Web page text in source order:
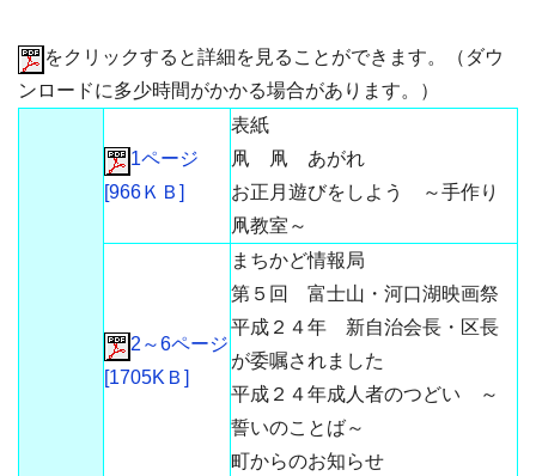
をクリックすると詳細を見ることができます。（ダウ
ンロードに多少時間がかかる場合があります。）
1ページ
[966ＫＢ]
表紙
凧 凧 あがれ
お正月遊びをしよう ～手作り
凧教室～
2～6ページ
[1705KＢ]
まちかど情報局
第５回 富士山・河口湖映画祭
平成２４年 新自治会長・区長
が委嘱されました
平成２４年成人者のつどい ～
誓いのことば～
町からのお知らせ